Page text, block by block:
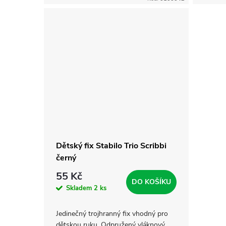
Dětský fix Stabilo Trio Scribbi
černý
55 Kč
Skladem 2 ks
DO KOŠÍKU
Jedinečný trojhranný fix vhodný pro